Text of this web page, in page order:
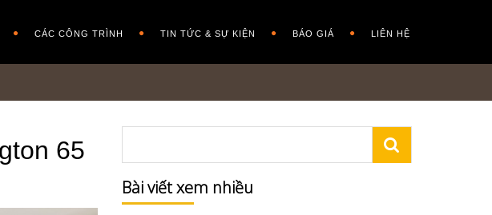
CÁC CÔNG TRÌNH TIN TỨC & SỰ KIỆN BÁO GIÁ LIÊN HỆ
65
Bài viết xem nhiều